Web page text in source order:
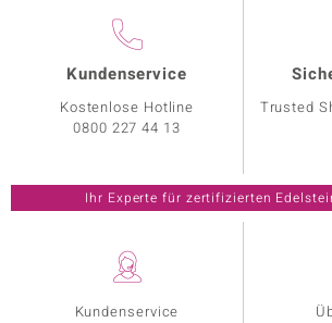
Kundenservice
Kundenservice
Kostenlose Hotline
0800 227 44 13
Trusted
Ihr Experte für zertifizierten